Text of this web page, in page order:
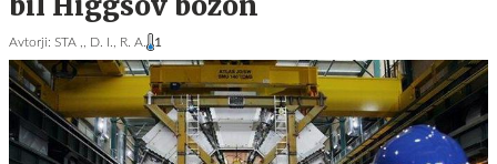
Avtorji: STA ,, D. I., R. A. 1